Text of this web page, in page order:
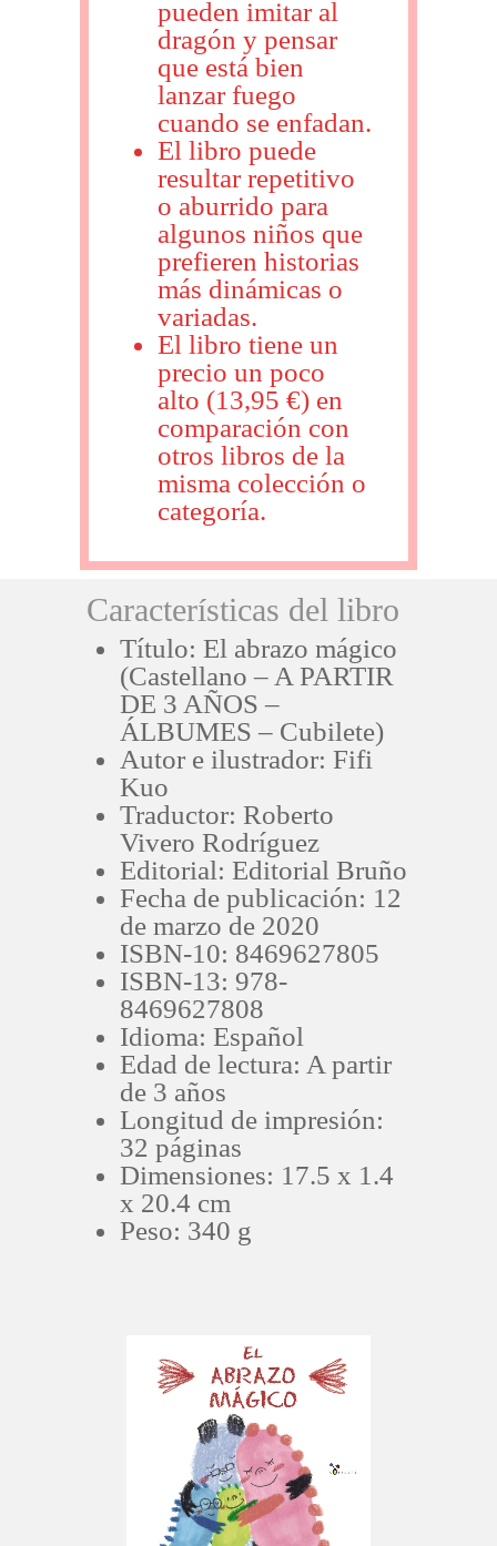
pueden imitar al
dragón y pensar
que está bien
lanzar fuego
cuando se enfadan.
El libro puede
resultar repetitivo
o aburrido para
algunos niños que
prefieren historias
más dinámicas o
variadas.
El libro tiene un
precio un poco
alto (13,95 €) en
comparación con
otros libros de la
misma colección o
categoría.
Características del libro
Título: El abrazo mágico
(Castellano – A PARTIR
DE 3 AÑOS –
ÁLBUMES – Cubilete)
Autor e ilustrador: Fifi
Kuo
Traductor: Roberto
Vivero Rodríguez
Editorial: Editorial Bruño
Fecha de publicación: 12
de marzo de 2020
ISBN-10: 8469627805
ISBN-13: 978-
8469627808
Idioma: Español
Edad de lectura: A partir
de 3 años
Longitud de impresión:
32 páginas
Dimensiones: 17.5 x 1.4
x 20.4 cm
Peso: 340 g